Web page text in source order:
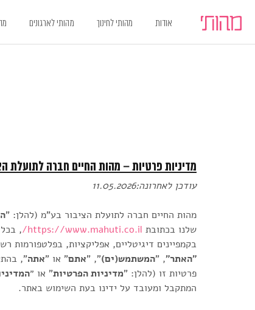
אודות מהותי לחינוך מהותי לארגונים
מדיניות פרטיות – מהות החיים חברה לתועלת
עודכן לאחרונה:11.05.2026
מהות החיים חברה לתועלת הציבור בע"מ (להלן: "
שלנו בכתובת https://www.mahuti.co.il/
,
בקמפיינים דיגיטליים, אפליקציות,
"האתר", "המשתמש(ים)", "אתם" או "אתה",
פרטיות זו (להלן: "מדיניות הפרטיות" או ״
המתקבל ומעובד על ידינו בעת השימוש באתר.